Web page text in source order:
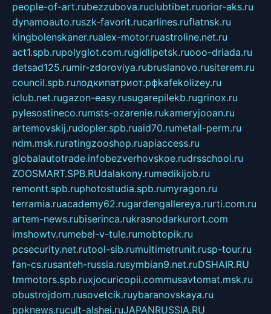
people-of-art.rubezzubova.ruclubtibet.ruorior-aks.ru
dynamoauto.ruszk-favorit.rucarlines.ruflatnsk.ru
kingbolenskaner.rualex-motor.ruastroline.net.ru
act1.spb.rupolyglot.com.rugidlipetsk.ruooo-driada.ru
detsad125.rumir-zdoroviya.rubruslanovo.rusiterem.ru
council.spb.ruлодкипатриот.рфkafekolizey.ru
iclub.net.rugazon-easy.rusugarepilekb.rugrinox.ru
pylesostineco.rumsts-ozarenie.rukameryjooan.ru
artemovskij.rudopler.spb.ruaid70.rumetall-perm.ru
ndm.msk.ruratingzooshop.ruapiaccess.ru
globalautotrade.infobezverhovskoe.rudrsschool.ru
ZOOSMART.SPB.RUdalakony.rumedikijob.ru
remontt.spb.ruphotostudia.spb.rumyragon.ru
terramia.ruacademy62.rugardengallereya.rurti.com.ru
artem-news.rubiserinca.rukrasnodarkurort.com
imshowtv.rumebel-v-tule.rumobtopik.ru
pcsecurity.net.rutool-sib.rumultimetrunit.rusp-tour.ru
fan-cs.rusanteh-russia.rusymbian9.net.ruDSHAIR.RU
tmmotors.spb.ruxjocuricopii.commusavtomat.msk.ru
obustrojdom.rusovetcik.ruybaranovskaya.ru
ppknews.rucult-alshei.ruJAPANRUSSIA.RU